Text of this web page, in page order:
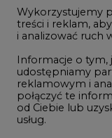
cookie, możesz
wybierając je
ustawienia".
Twoja zgoda jest
momencie
przeglądarki.
wpływu na
cookie i
na podstawie